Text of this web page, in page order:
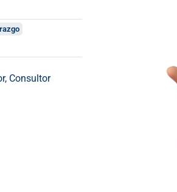
Consultor